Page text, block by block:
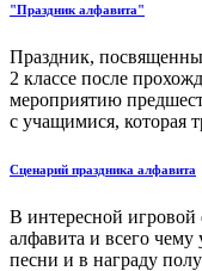
"Праздник алфавита"
Праздник,
2 классе после
мероприятию
с учащимися, которая
Сценарий праздника алфавита
В интересной игровой
алфавита и всего
песни и в награду